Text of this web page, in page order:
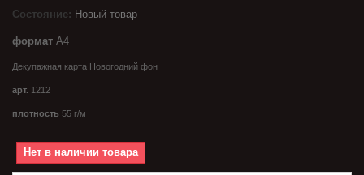
Состояние: Новый товар
формат А4
Декупажная карта Новогодний фон
арт. 1212
плотность 55 г/м
Нет в наличии товара